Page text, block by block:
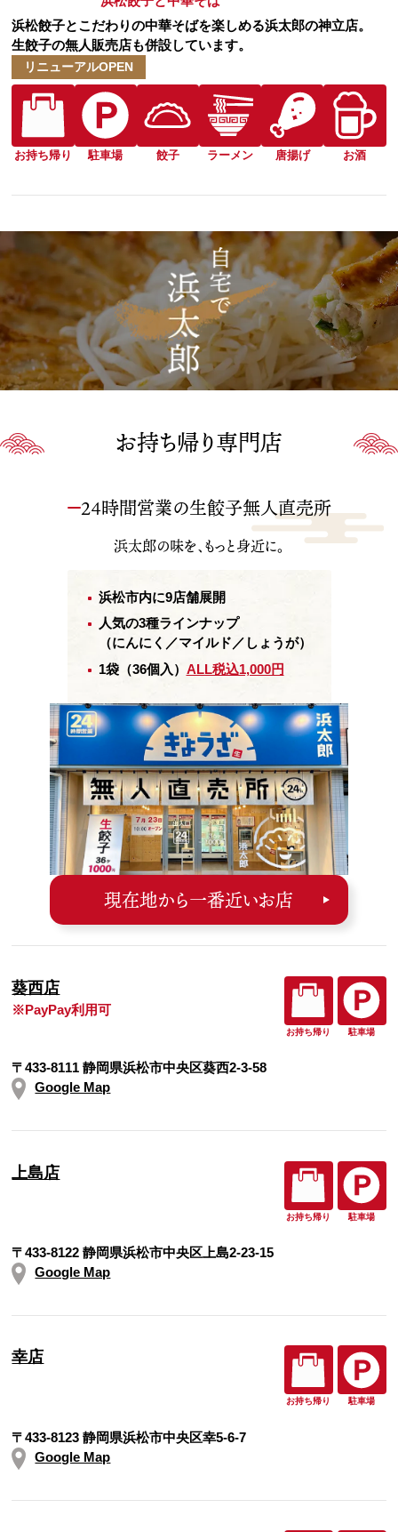
浜松餃子とこだわりの中華そばを楽しめる浜太郎の神立店。
生餃子の無人販売店も併設しています。
リニューアルOPEN
お持ち帰り 駐車場 餃子 ラーメン 唐揚げ お酒
お持ち帰り専門店
24時間営業の生餃子無人直売所
浜太郎の味を、もっと身近に。
浜松市内に9店舗展開
人気の3種ラインナップ
（にんにく／マイルド／しょうが）
1袋（36個入） ALL税込1,000円
現在地から一番近いお店
葵西店
※PayPay利用可
お持ち帰り 駐車場
〒433-8111 静岡県浜松市中央区葵西2-3-58
Google Map
上島店
お持ち帰り 駐車場
〒433-8122 静岡県浜松市中央区上島2-23-15
Google Map
幸店
お持ち帰り 駐車場
〒433-8123 静岡県浜松市中央区幸5-6-7
Google Map